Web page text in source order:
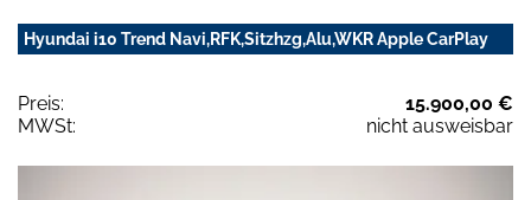
Hyundai i10 Trend Navi,RFK,Sitzhzg,Alu,WKR Apple CarPlay
Preis:
15.900,00 €
MWSt:
nicht ausweisbar